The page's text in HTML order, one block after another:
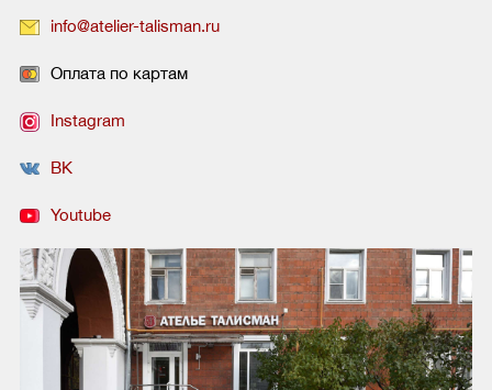
info@atelier-talisman.ru
Оплата по картам
Instagram
ВК
Youtube